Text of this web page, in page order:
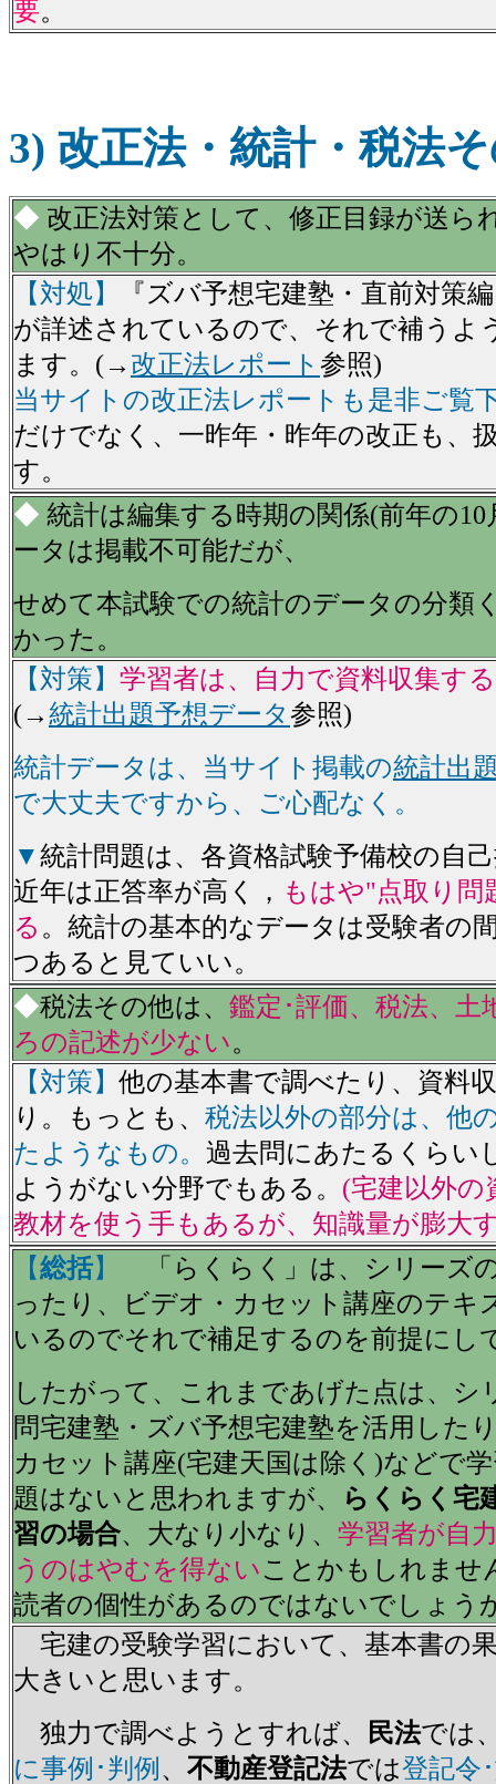
要。
3) 改正法・統計・税法
◆ 改正法対策として、修正目録が送ら
やはり不十分。
【対処】
『ズバ予想宅建塾・直前対策
が詳述されているので、それで補うよ
ます。(→ 改正法レポート 参照)
当サイトの改正法レポートも是非ご覧
だけでなく、一昨年・昨年の改正も、
す。
◆ 統計は編集する時期の関係(前年の
ータは掲載不可能だが、
せめて本試験での統計のデータの分類
かった。
【対策】 学習者は、自力で資料収集す
(→統計出題予想データ参照)
統計データは、当サイト掲載の統計出
で大丈夫ですから、ご心配なく。
▼統計問題は、各資格試験予備校の自
近年は正答率が高く， もはや"点取り問
る 。統計の基本的なデータは受験者の
つあると見ていい。
◆税法その他は、 鑑定･評価、税法、土
ろの記述が少ない。
【対策】他の基本書で調べたり、資料
り。もっとも、 税法以外の部分は、他
たようなもの。 過去問にあたるくらい
ようがない分野でもある。 (宅建以外の
教材を使う手もあるが、知識量が膨大
【総括】
「らくらく」は、シリーズ
ったり、ビデオ・カセット講座のテキ
いるのでそれで補足するのを前提にし
したがって、これまであげた点は、シ
問宅建塾・ズバ予想宅建塾を活用した
カセット講座(宅建天国は除く)などで
題はないと思われますが、
らくらく宅
習の場合、大なり小なり、 学習者が自
うのはやむを得ないことかもしれませ
読者の個性があるのではないでしょ
宅建の受験学習において、基本書の
大きいと思います。
独力で調べようとすれば、
民法では
に事例･判例 、 不動産登記法では登記令